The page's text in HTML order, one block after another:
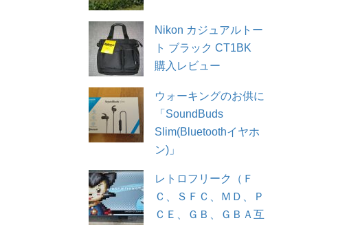
Nikon カジュアルトー
ト ブラック CT1BK
購入レビュー
ウォーキングのお供に
「SoundBuds
Slim(Bluetoothイヤホ
ン)」
レトロフリーク（Ｆ
Ｃ、ＳＦＣ、ＭＤ、Ｐ
ＣＥ、ＧＢ、ＧＢＡ互